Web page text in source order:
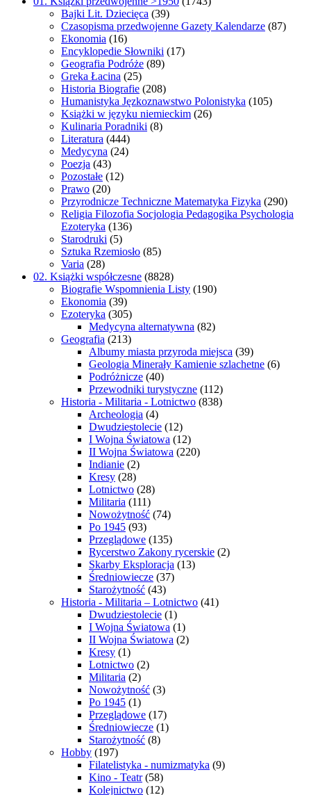
Bajki Lit. Dziecięca (39)
Czasopisma przedwojenne Gazety Kalendarze (87)
Ekonomia (16)
Encyklopedie Słowniki (17)
Geografia Podróże (89)
Greka Łacina (25)
Historia Biografie (208)
Humanistyka Jęzkoznawstwo Polonistyka (105)
Książki w języku niemieckim (26)
Kulinaria Poradniki (8)
Literatura (444)
Medycyna (24)
Poezja (43)
Pozostałe (12)
Prawo (20)
Przyrodnicze Techniczne Matematyka Fizyka (290)
Religia Filozofia Socjologia Pedagogika Psychologia
Ezoteryka (136)
Starodruki (5)
Sztuka Rzemiosło (85)
Varia (28)
02. Książki współczesne (8828)
Biografie Wspomnienia Listy (190)
Ekonomia (39)
Ezoteryka (305)
Medycyna alternatywna (82)
Geografia (213)
Albumy miasta przyroda miejsca (39)
Geologia Minerały Kamienie szlachetne (6)
Podróżnicze (40)
Przewodniki turystyczne (112)
Historia - Militaria - Lotnictwo (838)
Archeologia (4)
Dwudziestolecie (12)
I Wojna Światowa (12)
II Wojna Światowa (220)
Indianie (2)
Kresy (28)
Lotnictwo (28)
Militaria (111)
Nowożytność (74)
Po 1945 (93)
Przeglądowe (135)
Rycerstwo Zakony rycerskie (2)
Skarby Eksploracja (13)
Średniowiecze (37)
Starożytność (43)
Historia - Militaria – Lotnictwo (41)
Dwudziestolecie (1)
I Wojna Światowa (1)
II Wojna Światowa (2)
Kresy (1)
Lotnictwo (2)
Militaria (2)
Nowożytność (3)
Po 1945 (1)
Przeglądowe (17)
Średniowiecze (1)
Starożytność (8)
Hobby (197)
Filatelistyka - numizmatyka (9)
Kino - Teatr (58)
Kolejnictwo (12)